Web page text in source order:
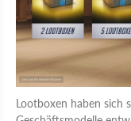
Lootboxen haben sich